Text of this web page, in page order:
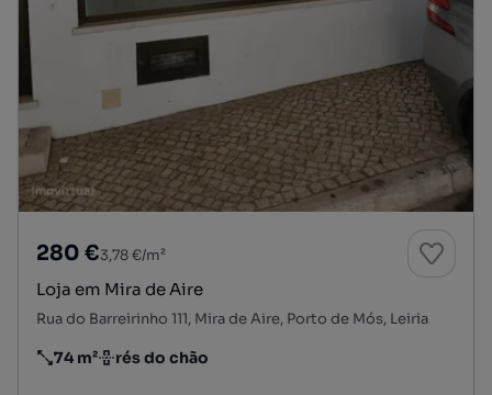
280 €3,78 €/m²
Loja em Mira de Aire
Rua do Barreirinho 111, Mira de Aire, Porto de Mós, Leiria
Preço por metro quadrado
74 m²
Andar rés do chão